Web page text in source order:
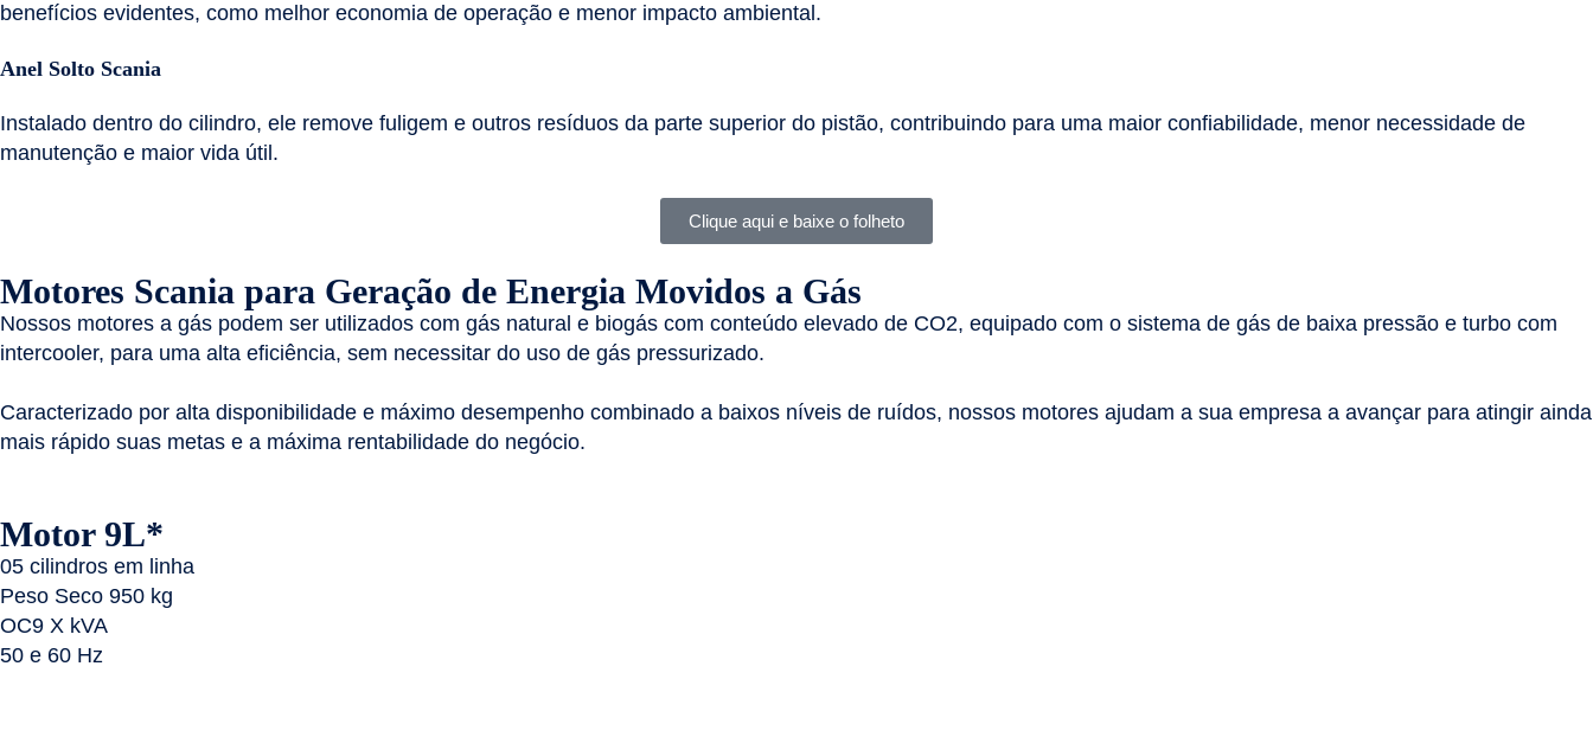
benefícios evidentes, como melhor economia de operação e menor impacto ambiental.
Anel Solto Scania
Instalado dentro do cilindro, ele remove fuligem e outros resíduos da parte superior do pistão, contribuindo para uma maior confiabilidade, menor necessidade de
manutenção e maior vida útil.
Clique aqui e baixe o folheto
Motores Scania para Geração de Energia Movidos a Gás
Nossos motores a gás podem ser utilizados com gás natural e biogás com conteúdo elevado de CO2, equipado com o sistema de gás de baixa pressão e turbo com
intercooler, para uma alta eficiência, sem necessitar do uso de gás pressurizado.
Caracterizado por alta disponibilidade e máximo desempenho combinado a baixos níveis de ruídos, nossos motores ajudam a sua empresa a avançar para atingir ainda
mais rápido suas metas e a máxima rentabilidade do negócio.
Motor 9L*
05 cilindros em linha
Peso Seco 950 kg
OC9 X kVA
50 e 60 Hz